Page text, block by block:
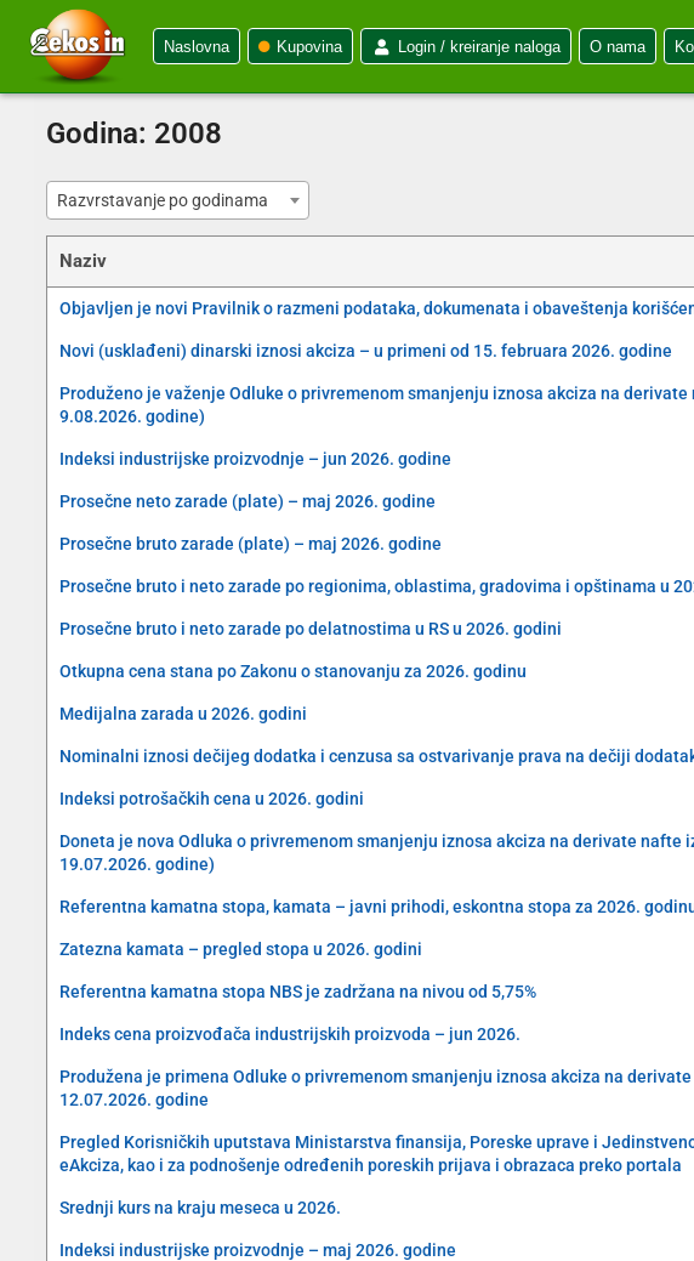
Naslovna Kupovina Login / kreiranje naloga O nama
Godina: 2008
Razvrstavanje po godinama
Naziv
Objavljen je novi Pravilnik o razmeni podataka, dokumenata i obaveštenja
Novi (usklađeni) dinarski iznosi akciza – u primeni od 15. februara 2026. godine
Produženo je važenje Odluke o privremenom smanjenju iznosa akciza na
9.08.2026. godine)
Indeksi industrijske proizvodnje – jun 2026. godine
Prosečne neto zarade (plate) – maj 2026. godine
Prosečne bruto zarade (plate) – maj 2026. godine
Prosečne bruto i neto zarade po regionima, oblastima, gradovima i opštinama u
Prosečne bruto i neto zarade po delatnostima u RS u 2026. godini
Otkupna cena stana po Zakonu o stanovanju za 2026. godinu
Medijalna zarada u 2026. godini
Nominalni iznosi dečijeg dodatka i cenzusa sa ostvarivanje prava na dečiji
Indeksi potrošačkih cena u 2026. godini
Doneta je nova Odluka o privremenom smanjenju iznosa akciza na derivate
19.07.2026. godine)
Referentna kamatna stopa, kamata – javni prihodi, eskontna stopa za 2026.
Zatezna kamata – pregled stopa u 2026. godini
Referentna kamatna stopa NBS je zadržana na nivou od 5,75%
Indeks cena proizvođača industrijskih proizvoda – jun 2026.
Produžena je primena Odluke o privremenom smanjenju iznosa akciza na
12.07.2026. godine
Pregled Korisničkih uputstava Ministarstva finansija, Poreske uprave i
eAkciza, kao i za podnošenje određenih poreskih prijava i obrazaca preko portala
Srednji kurs na kraju meseca u 2026.
Indeksi industrijske proizvodnje – maj 2026. godine